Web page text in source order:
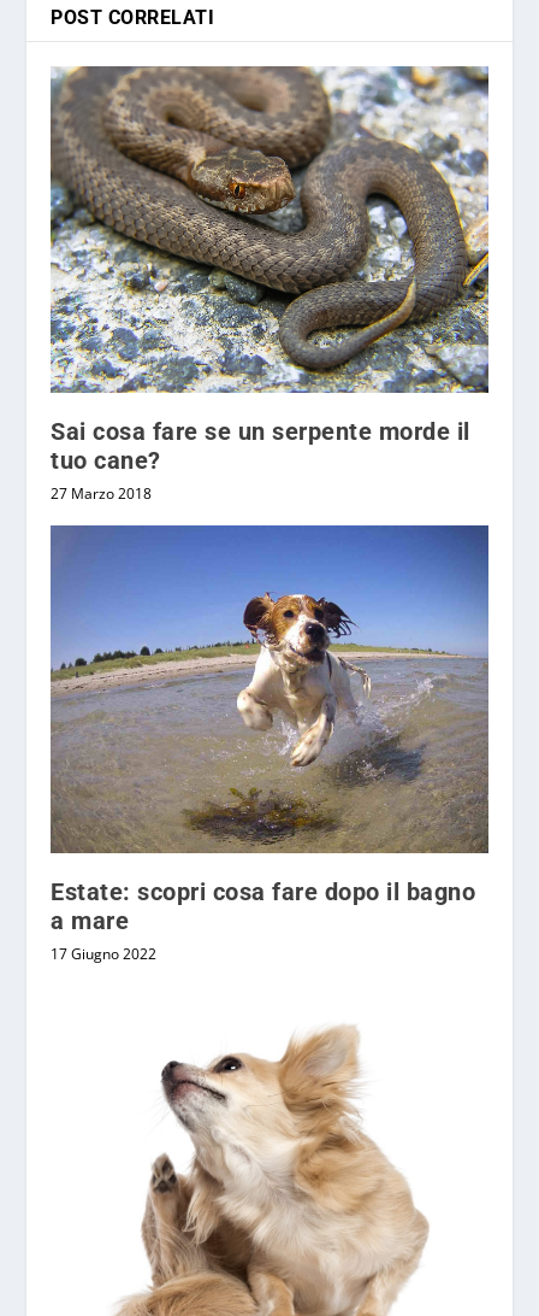
POST CORRELATI
Sai cosa fare se un serpente morde il
tuo cane?
27 Marzo 2018
Estate: scopri cosa fare dopo il bagno
a mare
17 Giugno 2022